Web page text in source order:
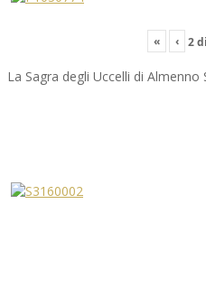
« ‹ 2di
La Sagra degli Uccelli di